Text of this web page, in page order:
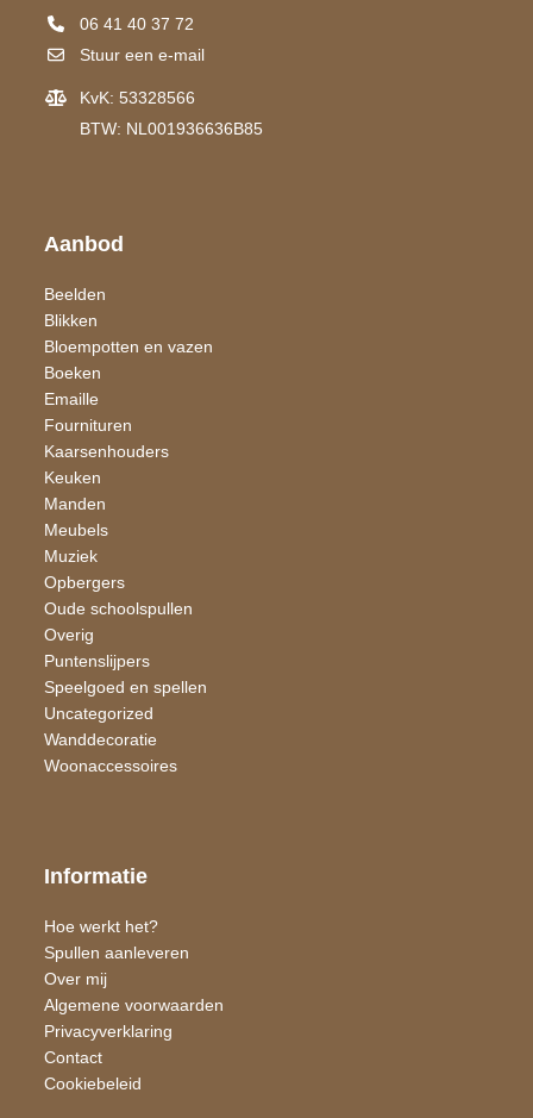
06 41 40 37 72
Stuur een e-mail
KvK: 53328566
BTW: NL001936636B85
Aanbod
Beelden
Blikken
Bloempotten en vazen
Boeken
Emaille
Fournituren
Kaarsen​houders
Keuken
Manden
Meubels
Muziek
Opbergers
Oude schoolspullen
Overig
Puntenslijpers
Speelgoed en spellen
Uncategorized
Wand​decoratie
Woon​accessoires
Informatie
Hoe werkt het?
Spullen aanleveren
Over mij
Algemene voorwaarden
Privacyverklaring
Contact
Cookiebeleid